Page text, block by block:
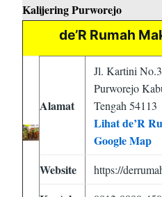
Kalijering Purworejo
de’R Rumah
Alamat
Jl. Kartini
Purworejo
Tengah 54113
Lihat de’R
Google Map
Website
https://